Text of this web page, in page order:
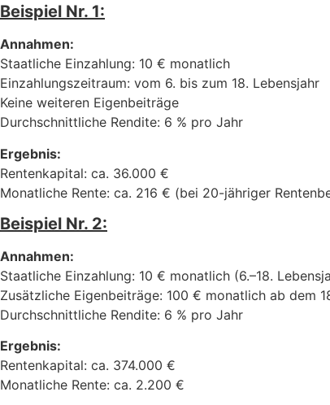
Beispiel Nr. 1:
Annahmen:
Staatliche Einzahlung: 10 € monatlich
Einzahlungszeitraum: vom 6. bis zum 18. Lebensjahr
Keine weiteren Eigenbeiträge
Durchschnittliche Rendite: 6 % pro Jahr
Ergebnis:
Renten­kapital: ca. 36.000 €
Monatliche Rente: ca. 216 € (bei 20-jähriger
Beispiel Nr. 2:
Annahmen:
Staatliche Einzahlung: 10 € monatlich (6.–18.
Zusätzliche Eigenbeiträge: 100 € monatlich ab dem
Durchschnittliche Rendite: 6 % pro Jahr
Ergebnis:
Renten­kapital: ca. 374.000 €
Monatliche Rente: ca. 2.200 €